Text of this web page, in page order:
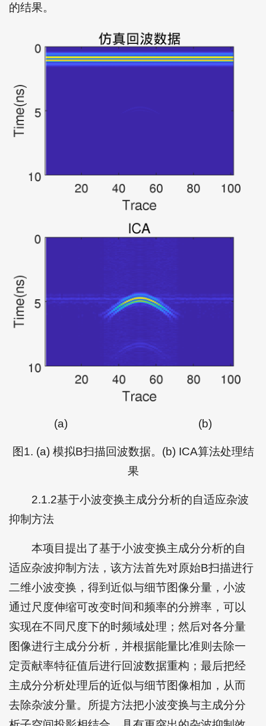
的结果。
(a) (b)
图1. (a) 模拟B扫描回波数据。(b) ICA算法处理结
果
2.1.2基于小波变换主成分分析的自适应杂波
抑制方法
本项目提出了基于小波变换主成分分析的自
适应杂波抑制方法，该方法首先对原始B扫描进行
二维小波变换，得到近似与细节图像分量，小波
通过尺度伸缩可改变时间和频率的分辨率，可以
实现在不同尺度下的时频域处理；然后对各分量
图像进行主成分分析，并根据能量比准则去除一
定贡献率特征值后进行回波数据重构；最后把经
主成分分析处理后的近似与细节图像相加，从而
去除杂波分量。所提方法把小波变换与主成分分